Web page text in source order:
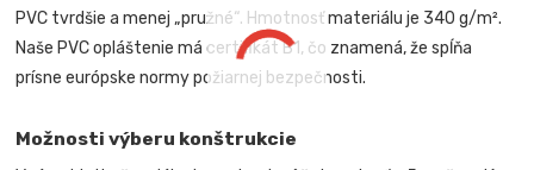
PVC tvrdšie a menej „pružné“. Hmotnosť materiálu je 340 g/m².
Naše PVC opláštenie má certifikát B1, čo znamená, že spĺňa
prísne európske normy požiarnej bezpečnosti.
Možnosti výberu konštrukcie